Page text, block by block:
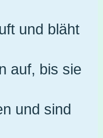
und bläht
auf, bis sie
und sind